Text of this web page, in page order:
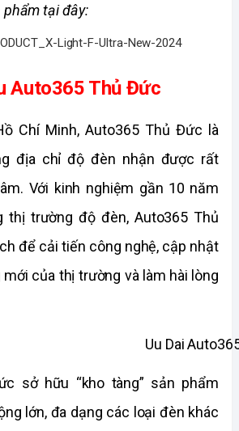
tại đây:
Light-F-Ultra-New-2024
Auto365 Thủ Đức
Chí Minh, Auto365 Thủ Đức là
địa chỉ độ đèn nhận được rất
Với kinh nghiệm gần 10 năm
thị trường độ đèn, Auto365 Thủ
để cải tiến công nghệ, cập nhật
của thị trường và làm hài lòng
sở hữu “kho tàng” sản phẩm
lớn, đa dạng các loại đèn khác